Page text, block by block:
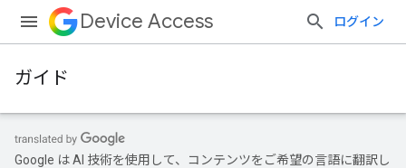
Device Access ログイン
ガイド
Google は AI 技術を使用して、コンテンツをご希望の言語に翻訳し